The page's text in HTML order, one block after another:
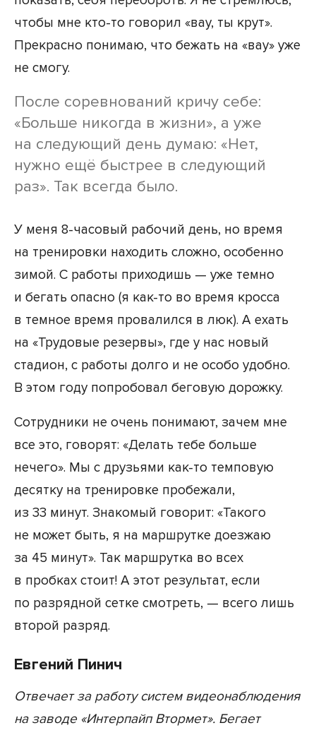
чтобы мне кто-то говорил «вау, ты крут».
Прекрасно понимаю, что бежать на «вау» уже
не смогу.
После соревнований кричу себе:
«Больше никогда в жизни», а уже
на следующий день думаю: «Нет,
нужно ещё быстрее в следующий
раз». Так всегда было.
У меня 8-часовый рабочий день, но время
на тренировки находить сложно, особенно
зимой. С работы приходишь — уже темно
и бегать опасно (я как-то во время кросса
в темное время провалился в люк). А ехать
на «Трудовые резервы», где у нас новый
стадион, с работы долго и не особо удобно.
В этом году попробовал беговую дорожку.
Сотрудники не очень понимают, зачем мне
все это, говорят: «Делать тебе больше
нечего». Мы с друзьями как-то темповую
десятку на тренировке пробежали,
из 33 минут. Знакомый говорит: «Такого
не может быть, я на маршрутке доезжаю
за 45 минут». Так маршрутка во всех
в пробках стоит! А этот результат, если
по разрядной сетке смотреть, — всего лишь
второй разряд.
Евгений Пинич
Отвечает за работу систем видеонаблюдения
на заводе «Интерпайп Втормет». Бегает